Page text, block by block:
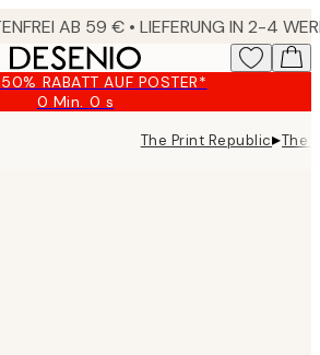
RABATT AUF POSTER*
0 Min. 0 s
Gültig
The Print Republic▸The